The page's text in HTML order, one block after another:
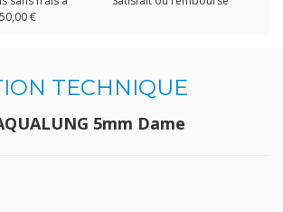
€
TECHNIQUE
5mm Dame